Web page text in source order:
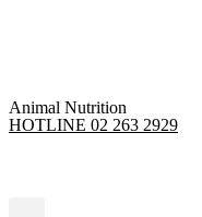
Animal Nutrition
HOTLINE 02 263 2929